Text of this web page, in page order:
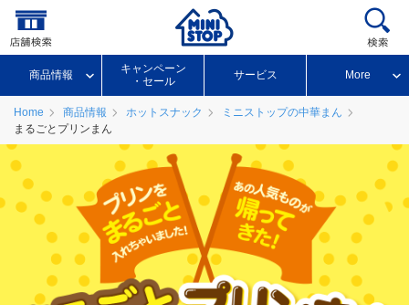
商品情報
キャンペーン
・セール
サービス More
Home 商品情報 ホットスナック
ミニストップの中華まん
まるごとプリンまん